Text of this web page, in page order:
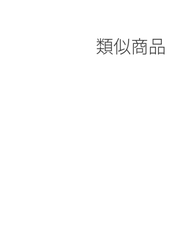
類似商品